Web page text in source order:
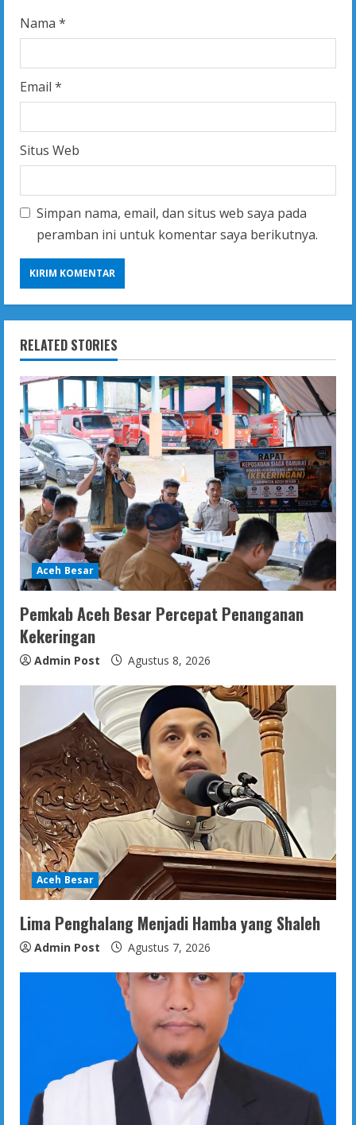
Nama *
Email *
Situs Web
Simpan nama, email, dan situs web saya pada
peramban ini untuk komentar saya berikutnya.
RELATED STORIES
Aceh Besar
Pemkab Aceh Besar Percepat Penanganan
Kekeringan
Admin Post Agustus 8, 2026
Aceh Besar
Lima Penghalang Menjadi Hamba yang Shaleh
Admin Post Agustus 7, 2026